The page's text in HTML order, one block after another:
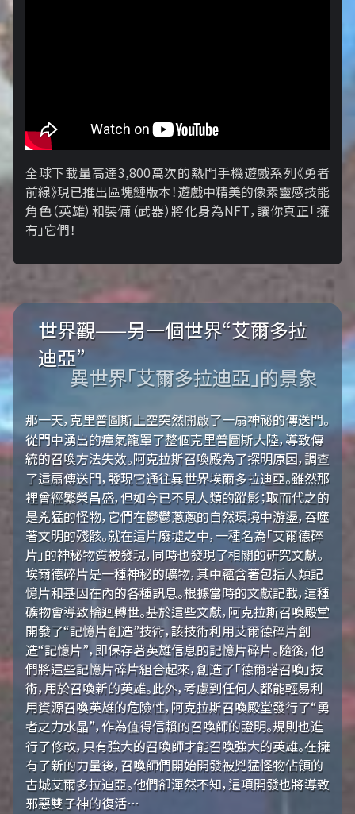
全球下載量高達3,800萬次的熱門手機遊戲系列《勇者
前線》現已推出區塊鏈版本！遊戲中精美的像素靈感技能
角色（英雄）和裝備（武器）將化身為NFT，讓你真正「擁​​
有」它們！
世界觀——另一個世界“艾爾多拉
迪亞”
異世界「艾爾多拉迪亞」的景象
那一天，克里普圖斯上空突然開啟了一扇神祕的傳送門。
從門中湧出的瘴氣籠罩了整個克里普圖斯大陸，導致傳
統的召喚方法失效。阿克拉斯召喚殿為了探明原因，調查
了這扇傳送門，發現它通往異世界埃爾多拉迪亞。雖然那
裡曾經繁榮昌盛，但如今已不見人類的蹤影；取而代之的
是兇猛的怪物，它們在鬱鬱蔥蔥的自然環境中游盪，吞噬
著文明的殘骸。就在這片廢墟之中，一種名為「艾爾德碎
片」的神秘物質被發現，同時也發現了相關的研究文獻。
埃爾德碎片是一種神秘的礦物，其中蘊含著包括人類記
憶片和基因在內的各種訊息。根據當時的文獻記載，這種
礦物會導致輪迴轉世。基於這些文獻，阿克拉斯召喚殿堂
開發了“記憶片創造”技術，該技術利用艾爾德碎片創
造“記憶片”，即保存著英雄信息的記憶片碎片。隨後，他
們將這些記憶片碎片組合起來，創造了「德爾塔召喚」技
術，用於召喚新的英雄。此外，考慮到任何人都能輕易利
用資源召喚英雄的危險性，阿克拉斯召喚殿堂發行了“勇
者之力水晶”，作為值得信賴的召喚師的證明。規則也進
行了修改，只有強大的召喚師才能召喚強大的英雄。在擁
有了新的力量後，召喚師們開始開發被兇猛怪物佔領的
古城艾爾多拉迪亞。他們卻渾然不知，這項開發也將導致
邪惡雙子神的復活…